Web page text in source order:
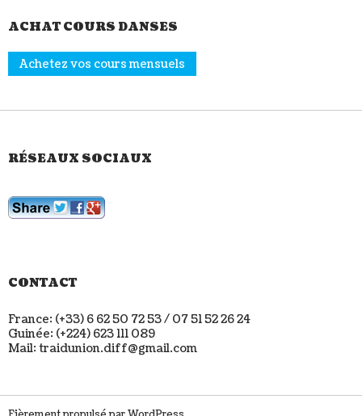
ACHAT COURS DANSES
Achetez vos cours mensuels
RÉSEAUX SOCIAUX
CONTACT
France: (+33) 6 62 50 72 53 / 07 51 52 26 24
Guinée: (+224) 623 111 089
Mail: traidunion.diff@gmail.com